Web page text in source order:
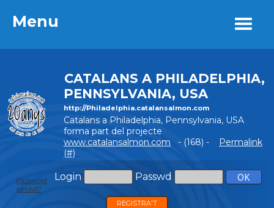
Menu
CATALANS A PHILADELPHIA,
PENNSYLVANIA, USA
http://Philadelphia.catalansalmon.com
Catalans a Philadelphia, Pennsylvania, USA
forma part del projecte
www.catalansalmon.com - (168) -
Permalink
(#)
Login Passwd
Password
perdut?
REGISTRA'T
Menu